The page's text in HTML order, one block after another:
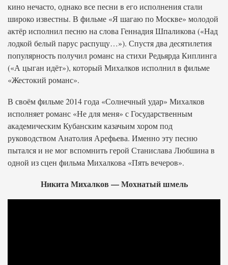
кино нечасто, однако все песни в его исполнения стали
широко известны. В фильме «Я шагаю по Москве» молодой
актёр исполнил песню на слова Геннадия Шпаликова («Над
лодкой белый парус распущу…»). Спустя два десятилетия
популярность получил романс на стихи Редьярда Киплинга
(«А цыган идёт»), который Михалков исполнил в фильме
«Жестокий романс».
В своём фильме 2014 года «Солнечный удар» Михалков
исполняет романс «Не для меня» с Государственным
академическим Кубанским казачьим хором под
руководством Анатолия Арефьева. Именно эту песню
пытался и не мог вспомнить герой Станислава Любшина в
одной из сцен фильма Михалкова «Пять вечеров».
Никита Михалков — Мохнатый шмель